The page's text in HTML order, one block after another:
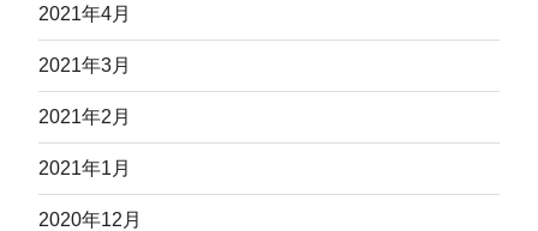
2021年4月
2021年3月
2021年2月
2021年1月
2020年12月